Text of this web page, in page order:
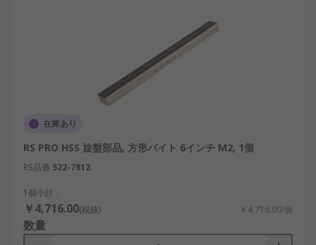
在庫あり
RS PRO HSS 旋盤部品, 方形バイト 6インチ M2, 1個
RS品番 522-7812
1個小計：
￥4,716.00(税抜) ￥4,716.00/個
数量